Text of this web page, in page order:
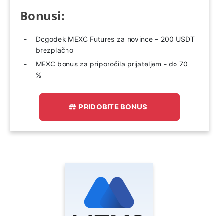
Bonusi:
Dogodek MEXC Futures za novince – 200 USDT
brezplačno
MEXC bonus za priporočila prijateljem - do 70
%
PRIDOBITE BONUS